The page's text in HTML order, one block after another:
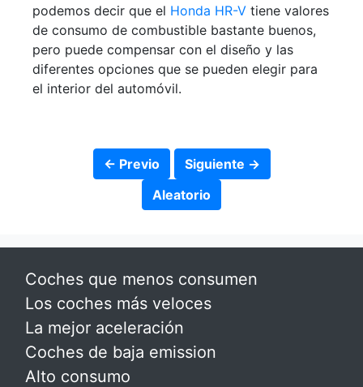
podemos decir que el Honda HR-V tiene valores
de consumo de combustible bastante buenos,
pero puede compensar con el diseño y las
diferentes opciones que se pueden elegir para
el interior del automóvil.
← Previo
Siguiente →
Aleatorio
Coches que menos consumen
Los coches más veloces
La mejor aceleración
Coches de baja emission
Alto consumo